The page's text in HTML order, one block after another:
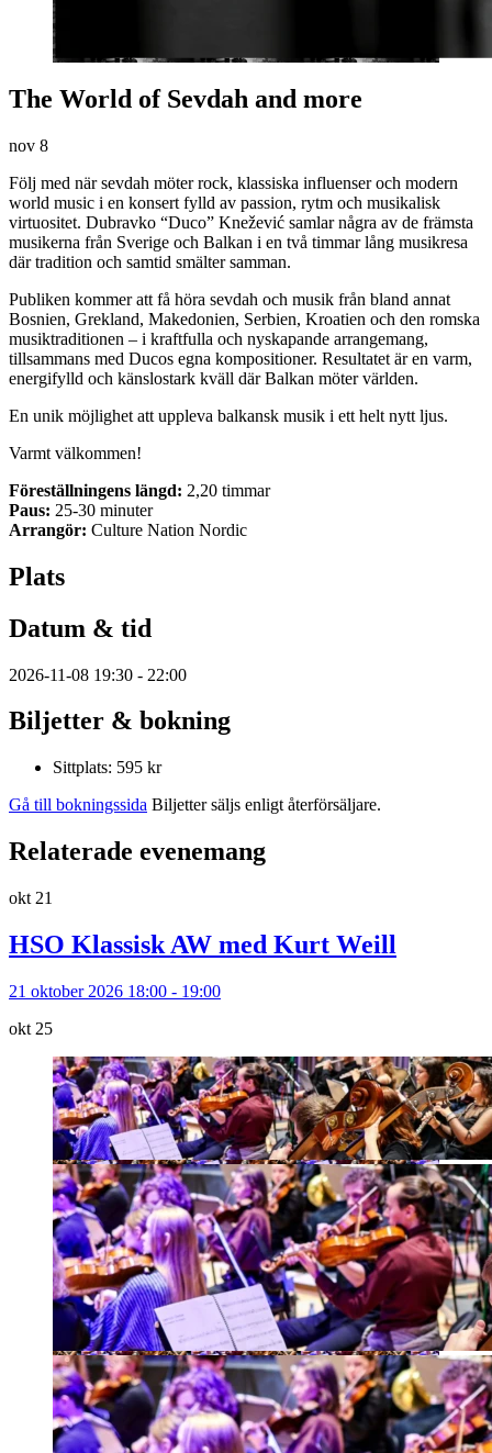
The World of Sevdah and more
nov 8
Följ med när sevdah möter rock, klassiska influenser och modern
world music i en konsert fylld av passion, rytm och musikalisk
virtuositet. Dubravko “Duco” Knežević samlar några av de främsta
musikerna från Sverige och Balkan i en två timmar lång musikresa
där tradition och samtid smälter samman.
Publiken kommer att få höra sevdah och musik från bland annat
Bosnien, Grekland, Makedonien, Serbien, Kroatien och den romska
musiktraditionen – i kraftfulla och nyskapande arrangemang,
tillsammans med Ducos egna kompositioner. Resultatet är en varm,
energifylld och känslostark kväll där Balkan möter världen.
En unik möjlighet att uppleva balkansk musik i ett helt nytt ljus.
Varmt välkommen!
Föreställningens längd: 2,20 timmar
Paus: 25-30 minuter
Arrangör: Culture Nation Nordic
Plats
Datum & tid
2026-11-08 19:30 - 22:00
Biljetter & bokning
Sittplats: 595 kr
Gå till bokningssida Biljetter säljs enligt återförsäljare.
Relaterade evenemang
okt 21
HSO Klassisk AW med Kurt Weill
21 oktober 2026 18:00 - 19:00
okt 25